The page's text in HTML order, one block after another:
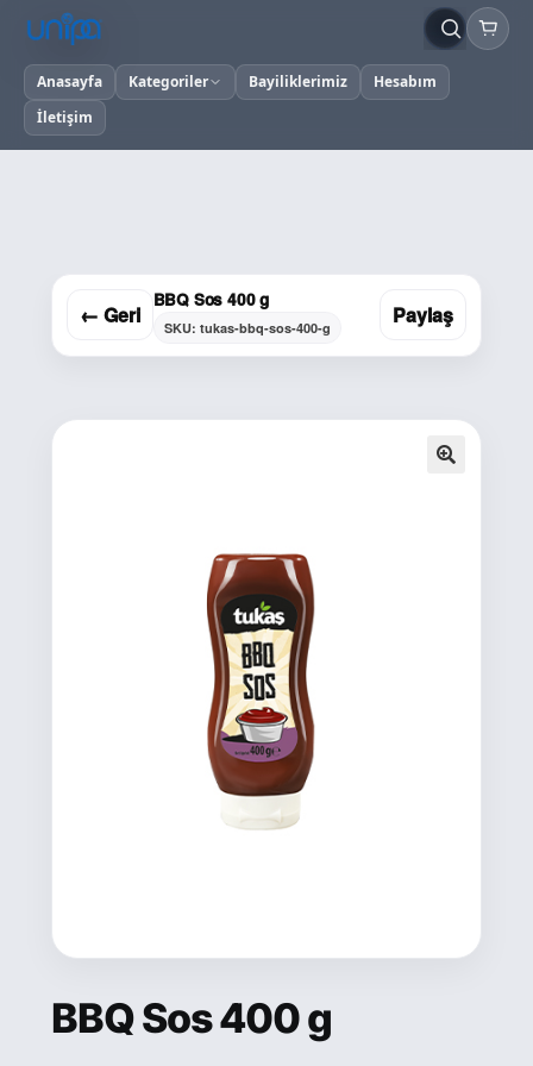
Anasayfa Kategoriler Bayiliklerimiz
Hesabım
İletişim
← Geri
BBQ Sos 400 g
SKU: tukas-bbq-sos-400-g Paylaş
BBQ Sos 400 g